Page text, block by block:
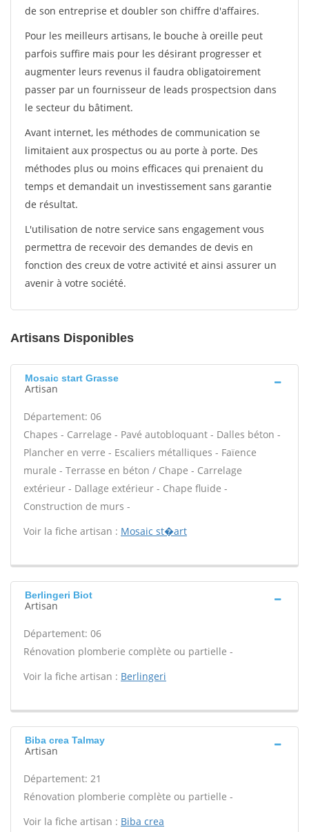
de son entreprise et doubler son chiffre d'affaires.
Pour les meilleurs artisans, le bouche à oreille peut
parfois suffire mais pour les désirant progresser et
augmenter leurs revenus il faudra obligatoirement
passer par un fournisseur de leads prospectsion dans
le secteur du bâtiment.
Avant internet, les méthodes de communication se
limitaient aux prospectus ou au porte à porte. Des
méthodes plus ou moins efficaces qui prenaient du
temps et demandait un investissement sans garantie
de résultat.
L'utilisation de notre service sans engagement vous
permettra de recevoir des demandes de devis en
fonction des creux de votre activité et ainsi assurer un
avenir à votre société.
Artisans Disponibles
Mosaic start Grasse
Artisan
Département: 06
Chapes - Carrelage - Pavé autobloquant - Dalles béton -
Plancher en verre - Escaliers métalliques - Faïence
murale - Terrasse en béton / Chape - Carrelage
extérieur - Dallage extérieur - Chape fluide -
Construction de murs -
Voir la fiche artisan : Mosaic st�art
Berlingeri Biot
Artisan
Département: 06
Rénovation plomberie complète ou partielle -
Voir la fiche artisan : Berlingeri
Biba crea Talmay
Artisan
Département: 21
Rénovation plomberie complète ou partielle -
Voir la fiche artisan : Biba crea